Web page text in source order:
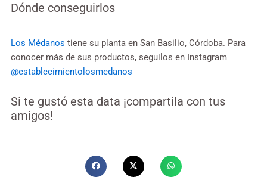
Dónde conseguirlos
Los Médanos tiene su planta en San Basilio, Córdoba. Para
conocer más de sus productos, seguilos en Instagram
@establecimientolosmedanos
Si te gustó esta data ¡compartila con tus
amigos!